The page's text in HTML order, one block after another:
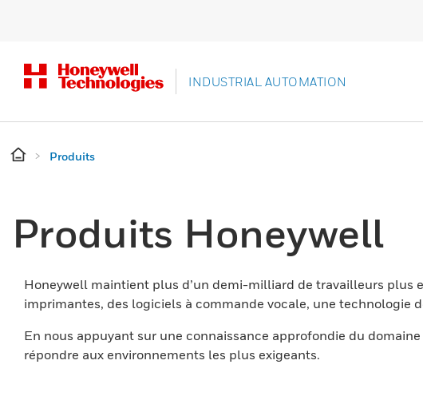
INDUSTRIAL AUTOMATION
Produits
Produits Honeywell
Honeywell maintient plus d’un demi-milliard de travailleurs plus
imprimantes, des logiciels à commande vocale, une technologie
En nous appuyant sur une connaissance approfondie du
répondre aux environnements les plus exigeants.